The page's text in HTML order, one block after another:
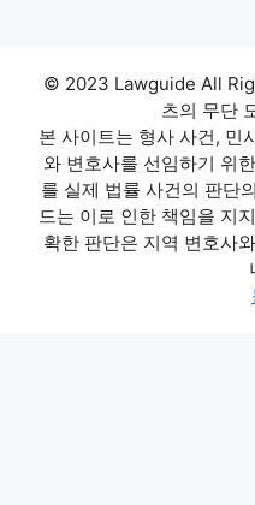
© 2023 Lawguide All
츠의 무단
본 사이트는 형사 사건, 민
와 변호사를 선임하기 위
를 실제 법률 사건의 판단
드는 이로 인한 책임을 지
확한 판단은 지역 변호사